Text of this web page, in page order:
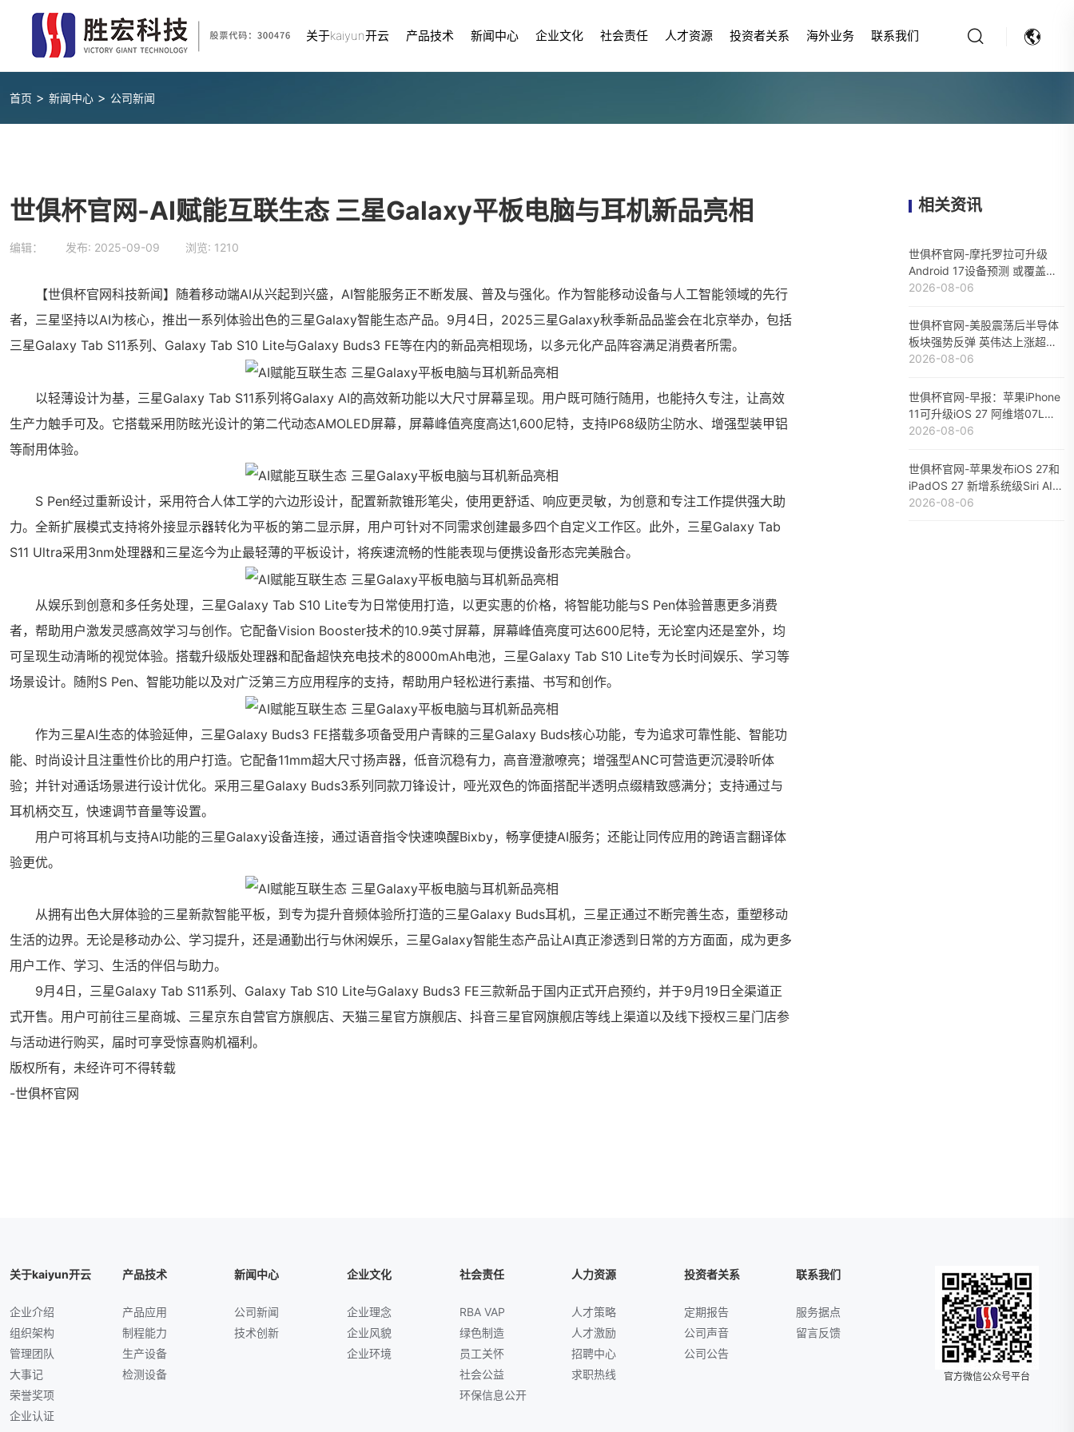
关于kaiyun开云 产品技术 新闻中心 企业文化 社会责任 人才资源 投资者关系 海外业务 联系我们
首页 > 新闻中心 > 公司新闻
世俱杯官网-AI赋能互联生态 三星Galaxy平板电脑与耳机新品亮相
编辑： 发布: 2025-09-09 浏览: 1210
【世俱杯官网科技新闻】随着移动端AI从兴起到兴盛，AI智能服务正不断发展、普及与强化。作为智能移动设备与人工智能领域的先行
者，三星坚持以AI为核心，推出一系列体验出色的三星Galaxy智能生态产品。9月4日，2025三星Galaxy秋季新品品鉴会在北京举办，包括
三星Galaxy Tab S11系列、Galaxy Tab S10 Lite与Galaxy Buds3 FE等在内的新品亮相现场，以多元化产品阵容满足消费者所需。
以轻薄设计为基，三星Galaxy Tab S11系列将Galaxy AI的高效新功能以大尺寸屏幕呈现。用户既可随行随用，也能持久专注，让高效
生产力触手可及。它搭载采用防眩光设计的第二代动态AMOLED屏幕，屏幕峰值亮度高达1,600尼特，支持IP68级防尘防水、增强型装甲铝
等耐用体验。
S Pen经过重新设计，采用符合人体工学的六边形设计，配置新款锥形笔尖，使用更舒适、响应更灵敏，为创意和专注工作提供强大助
力。全新扩展模式支持将外接显示器转化为平板的第二显示屏，用户可针对不同需求创建最多四个自定义工作区。此外，三星Galaxy Tab
S11 Ultra采用3nm处理器和三星迄今为止最轻薄的平板设计，将疾速流畅的性能表现与便携设备形态完美融合。
从娱乐到创意和多任务处理，三星Galaxy Tab S10 Lite专为日常使用打造，以更实惠的价格，将智能功能与S Pen体验普惠更多消费
者，帮助用户激发灵感高效学习与创作。它配备Vision Booster技术的10.9英寸屏幕，屏幕峰值亮度可达600尼特，无论室内还是室外，均
可呈现生动清晰的视觉体验。搭载升级版处理器和配备超快充电技术的8000mAh电池，三星Galaxy Tab S10 Lite专为长时间娱乐、学习等
场景设计。随附S Pen、智能功能以及对广泛第三方应用程序的支持，帮助用户轻松进行素描、书写和创作。
作为三星AI生态的体验延伸，三星Galaxy Buds3 FE搭载多项备受用户青睐的三星Galaxy Buds核心功能，专为追求可靠性能、智能功
能、时尚设计且注重性价比的用户打造。它配备11mm超大尺寸扬声器，低音沉稳有力，高音澄澈嘹亮；增强型ANC可营造更沉浸聆听体
验；并针对通话场景进行设计优化。采用三星Galaxy Buds3系列同款刀锋设计，哑光双色的饰面搭配半透明点缀精致感满分；支持通过与
耳机柄交互，快速调节音量等设置。
用户可将耳机与支持AI功能的三星Galaxy设备连接，通过语音指令快速唤醒Bixby，畅享便捷AI服务；还能让同传应用的跨语言翻译体
验更优。
从拥有出色大屏体验的三星新款智能平板，到专为提升音频体验所打造的三星Galaxy Buds耳机，三星正通过不断完善生态，重塑移动
生活的边界。无论是移动办公、学习提升，还是通勤出行与休闲娱乐，三星Galaxy智能生态产品让AI真正渗透到日常的方方面面，成为更多
用户工作、学习、生活的伴侣与助力。
9月4日，三星Galaxy Tab S11系列、Galaxy Tab S10 Lite与Galaxy Buds3 FE三款新品于国内正式开启预约，并于9月19日全渠道正
式开售。用户可前往三星商城、三星京东自营官方旗舰店、天猫三星官方旗舰店、抖音三星官网旗舰店等线上渠道以及线下授权三星门店参
与活动进行购买，届时可享受惊喜购机福利。
版权所有，未经许可不得转载
-世俱杯官网
相关资讯
世俱杯官网-摩托罗拉可升级
Android 17设备预测 或覆盖
Razr/Edge/G等系列
2026-08-06
世俱杯官网-美股震荡后半导体
板块强势反弹 英伟达上涨超过
1%
2026-08-06
世俱杯官网-早报：苹果iPhone
11可升级iOS 27 阿维塔07L手
稿公布
2026-08-06
世俱杯官网-苹果发布iOS 27和
iPadOS 27 新增系统级Siri AI功
能
2026-08-06
关于kaiyun开云
企业介绍
组织架构
管理团队
大事记
荣誉奖项
企业认证
产品技术
产品应用
制程能力
生产设备
检测设备
新闻中心
公司新闻
技术创新
企业文化
企业理念
企业风貌
企业环境
社会责任
RBA VAP
绿色制造
员工关怀
社会公益
环保信息公开
人力资源
人才策略
人才激励
招聘中心
求职热线
投资者关系
定期报告
公司声音
公司公告
联系我们
服务据点
留言反馈
官方微信公众号平台